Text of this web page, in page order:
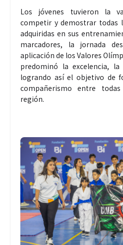
Los jóvenes tuvieron la
competir y demostrar todas
adquiridas en sus
marcadores, la jornada
aplicación de los Valores
predominó la excelencia,
logrando así el objetivo de
compañerismo entre
región.